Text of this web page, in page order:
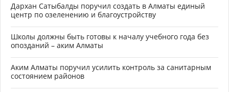
Дархан Сатыбалды поручил создать в Алматы единый
центр по озеленению и благоустройству
Школы должны быть готовы к началу учебного года без
опозданий – аким Алматы
Аким Алматы поручил усилить контроль за санитарным
состоянием районов